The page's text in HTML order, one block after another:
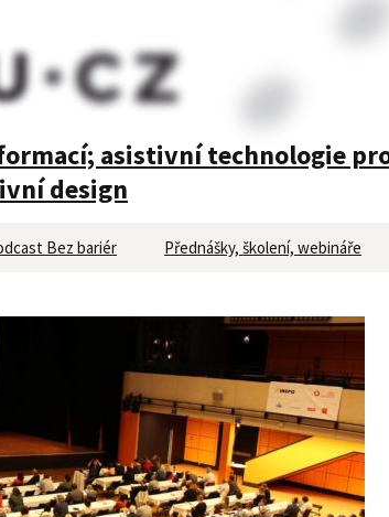
asistivní technologie
design
Bez bariér Přednášky, školení, webináře